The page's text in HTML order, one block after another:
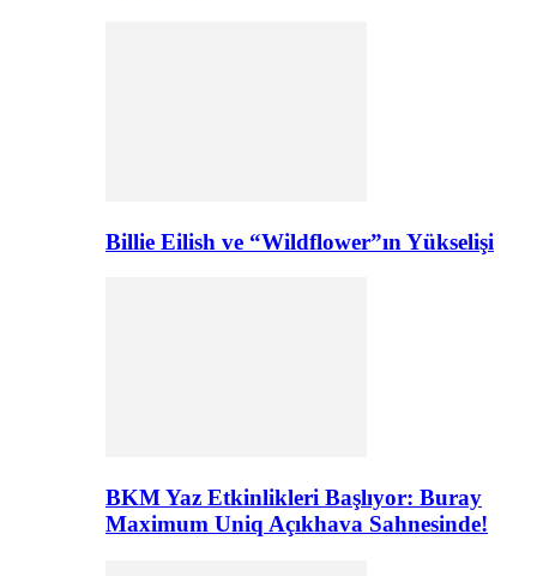
Billie Eilish ve “Wildflower”ın Yükselişi
BKM Yaz Etkinlikleri Başlıyor: Buray
Maximum Uniq Açıkhava Sahnesinde!